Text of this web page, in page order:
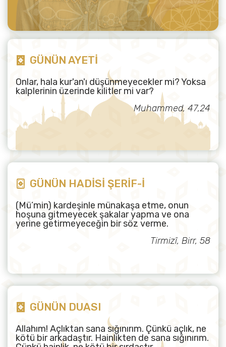
GÜNÜN AYETİ
Onlar, hala kur'an'ı düşünmeyecekler mi? Yoksa
kalplerinin üzerinde kilitler mi var?
Muhammed, 47,24
GÜNÜN HADİSİ ŞERİF-İ
(Mü’min) kardeşinle münakaşa etme, onun
hoşuna gitmeyecek şakalar yapma ve ona
yerine getirmeyeceğin bir söz verme.
Tirmizî, Birr, 58
GÜNÜN DUASI
Allahım! Açlıktan sana sığınırım. Çünkü açlık, ne
kötü bir arkadaştır. Hainlikten de sana sığınırım.